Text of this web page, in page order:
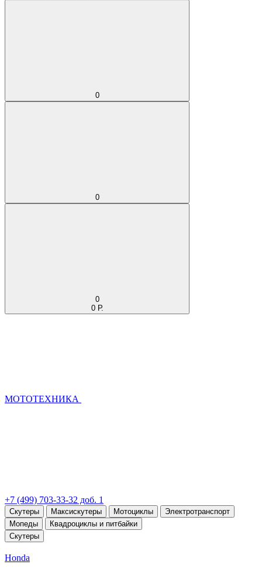
0
0
0
0 Р.
МОТОТЕХНИКА
+7 (499) 703-33-32 доб. 1
Скутеры Максискутеры Мотоциклы
Электротранспорт
Мопеды
Квадроциклы и питбайки
Скутеры
Honda